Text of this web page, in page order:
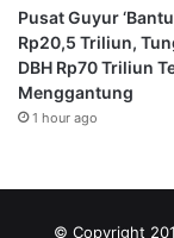
Pusat Guyur
Rp20,5 Triliun,
DBH Rp70 Triliun
Menggantung
1 hour ago
© Copyright